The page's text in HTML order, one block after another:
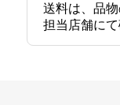
送料は、品
担当店舗に